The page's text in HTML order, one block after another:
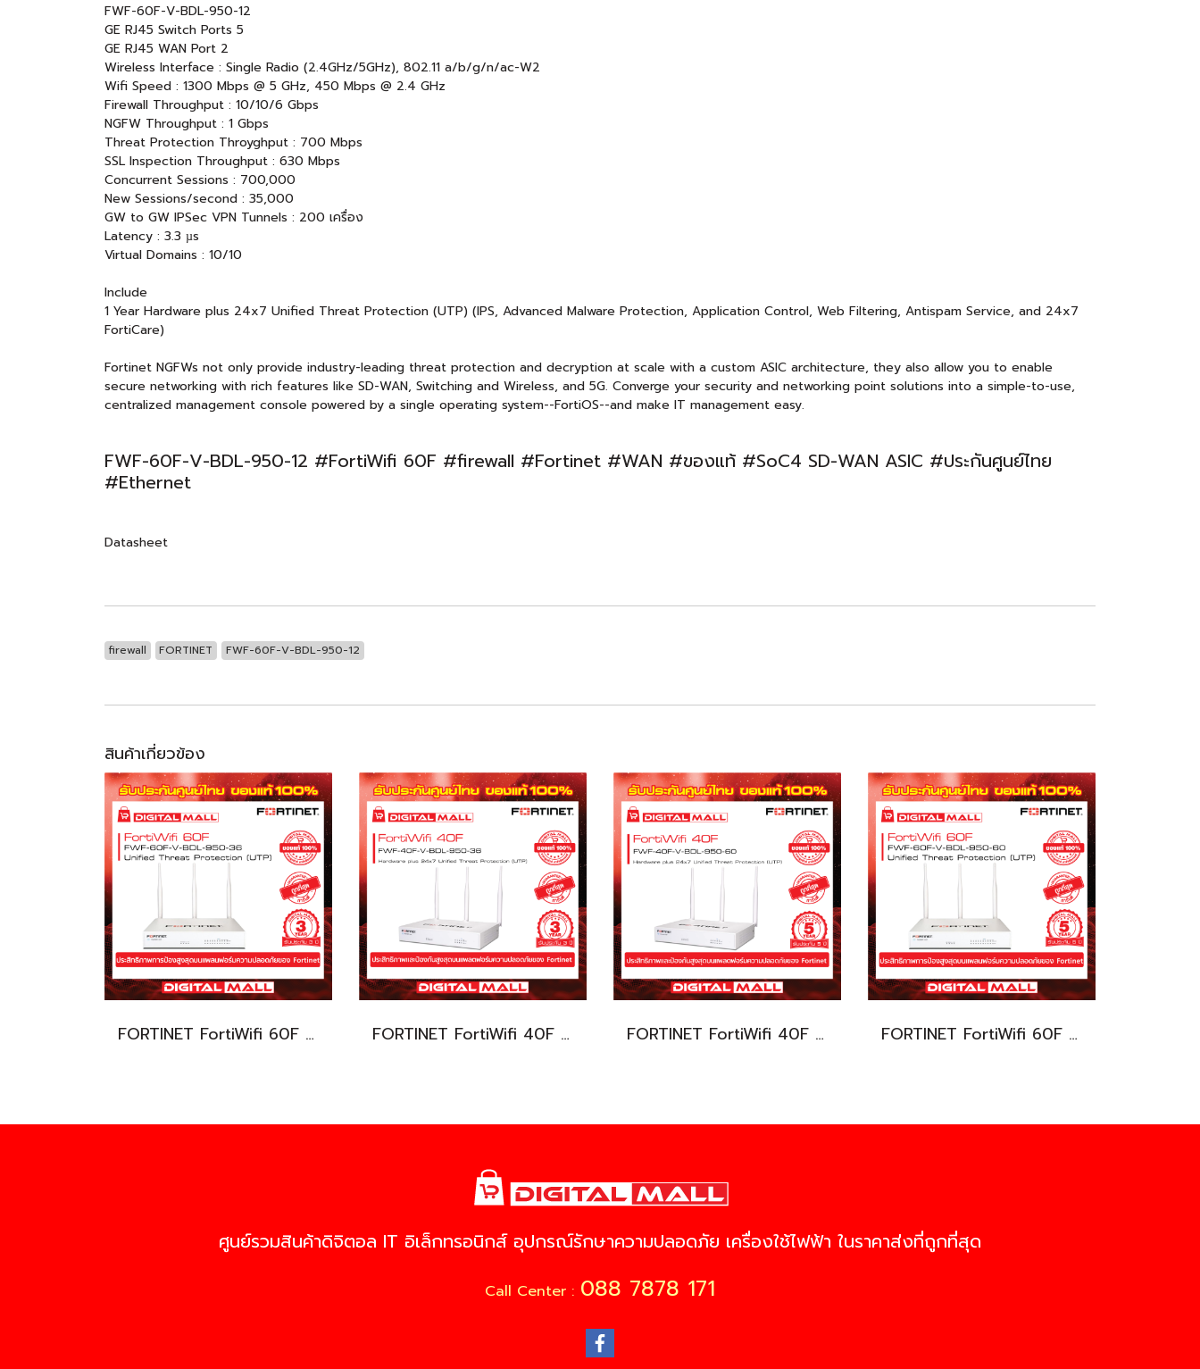
FWF-60F-V-BDL-950-12
GE RJ45 Switch Ports 5
GE RJ45 WAN Port 2
Wireless Interface : Single Radio (2.4GHz/5GHz), 802.11 a/b/g/n/ac-W2
Wifi Speed : 1300 Mbps @ 5 GHz, 450 Mbps @ 2.4 GHz
Firewall Throughput : 10/10/6 Gbps
NGFW Throughput : 1 Gbps
Threat Protection Throyghput : 700 Mbps
SSL Inspection Throughput : 630 Mbps
Concurrent Sessions : 700,000
New Sessions/second : 35,000
GW to GW IPSec VPN Tunnels : 200 เครื่อง
Latency : 3.3 µs
Virtual Domains : 10/10
Include
1 Year Hardware plus 24x7 Unified Threat Protection (UTP) (IPS, Advanced Malware Protection, Application Control, Web Filtering, Antispam Service, and 24x7
FortiCare)
Fortinet NGFWs not only provide industry-leading threat protection and decryption at scale with a custom ASIC architecture, they also allow you to enable
secure networking with rich features like SD-WAN, Switching and Wireless, and 5G. Converge your security and networking point solutions into a simple-to-use,
centralized management console powered by a single operating system--FortiOS--and make IT management easy.
FWF-60F-V-BDL-950-12 #FortiWifi 60F #firewall #Fortinet #WAN #ของแท้ #SoC4 SD-WAN ASIC #ประกันศูนย์ไทย
#Ethernet
Datasheet
firewall FORTINET FWF-60F-V-BDL-950-12
สินค้าเกี่ยวข้อง
FORTINET FortiWifi 60F FWF-60F-V-BDL-950-36 (Firewall) รับประกัน 3 ปี FORTINET FortiWifi 40F FWF-40F-V-BDL-950-36 (Firewall) รับประกัน 3 ปี FORTINET FortiWifi 40F FWF-40F-V-BDL-950-60 (Firewall) รับประกัน 5 ปี FORTINET FortiWifi 60F FWF-60F-V-BDL-950-60 (Firewall) รับประกัน 5 ปี
ศูนย์รวมสินค้าดิจิตอล IT อิเล็กทรอนิกส์ อุปกรณ์รักษาความปลอดภัย เครื่องใช้ไฟฟ้า ในราคาส่งที่ถูกที่สุด
Call Center : 088 7878 171